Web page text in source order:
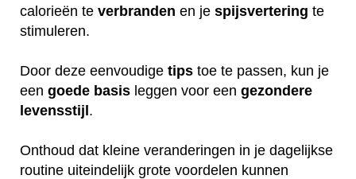
calorieën te verbranden en je spijsvertering te
stimuleren.
Door deze eenvoudige tips toe te passen, kun je
een goede basis leggen voor een gezondere
levensstijl.
Onthoud dat kleine veranderingen in je dagelijkse
routine uiteindelijk grote voordelen kunnen